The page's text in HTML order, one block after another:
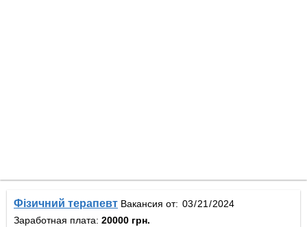
Фізичний терапевт Вакансия от:
Заработная плата: 20000 грн.